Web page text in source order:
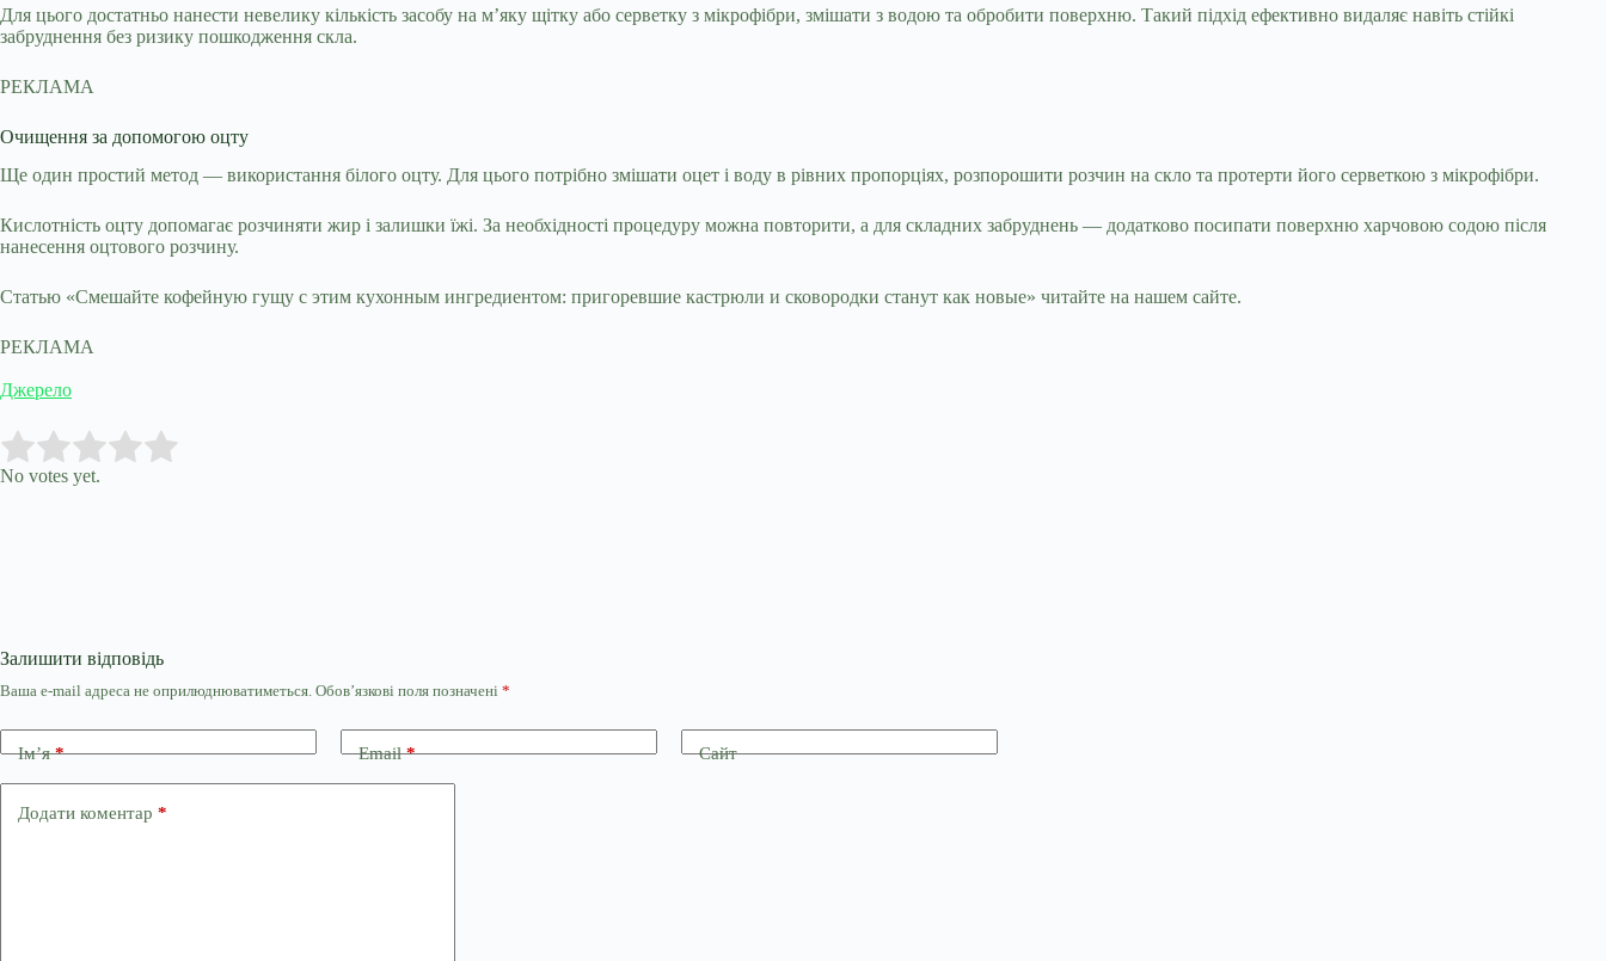
Для цього достатньо нанести невелику кількість засобу на м’яку щітку або серветку з мікрофібри, змішати з водою та обробити поверхню. Такий підхід ефективно видаляє навіть стійкі
забруднення без ризику пошкодження скла.
РЕКЛАМА
Очищення за допомогою оцту
Ще один простий метод — використання білого оцту. Для цього потрібно змішати оцет і воду в рівних пропорціях, розпорошити розчин на скло та протерти його серветкою з мікрофібри.
Кислотність оцту допомагає розчиняти жир і залишки їжі. За необхідності процедуру можна повторити, а для складних забруднень — додатково посипати поверхню харчовою содою після
нанесення оцтового розчину.
Статью «Смешайте кофейную гущу с этим кухонным ингредиентом: пригоревшие кастрюли и сковородки станут как новые» читайте на нашем сайте.
РЕКЛАМА
Джерело
Rate this item:
No votes yet.
Залишити відповідь
Ваша e-mail адреса не оприлюднюватиметься. Обов’язкові поля позначені *
Ім’я* Email* Сайт
Додати коментар *